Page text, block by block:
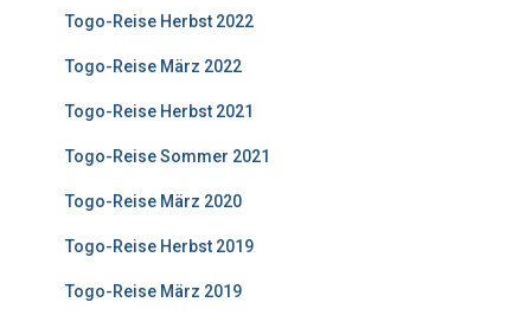
Togo-Reise Herbst 2022
Togo-Reise März 2022
Togo-Reise Herbst 2021
Togo-Reise Sommer 2021
Togo-Reise März 2020
Togo-Reise Herbst 2019
Togo-Reise März 2019